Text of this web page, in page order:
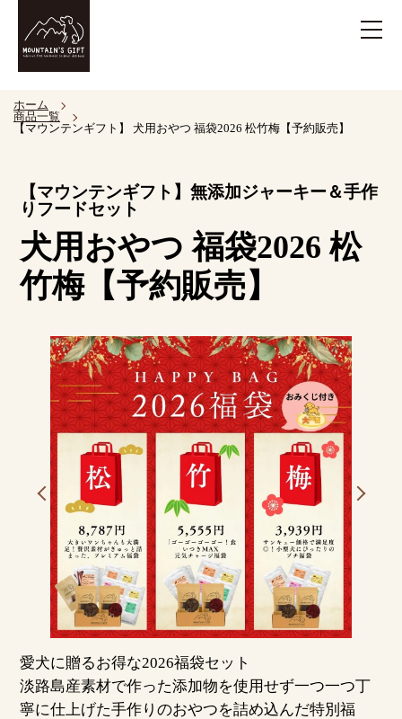
ホーム
商品一覧
【マウンテンギフト】 犬用おやつ 福袋2026 松竹梅【予約販売】
【マウンテンギフト】無添加ジャーキー＆手作
りフードセット
犬用おやつ 福袋2026 松
竹梅【予約販売】
愛犬に贈るお得な2026福袋セット
淡路島産素材で作った添加物を使用せず一つ一つ丁
寧に仕上げた手作りのおやつを詰め込んだ特別福